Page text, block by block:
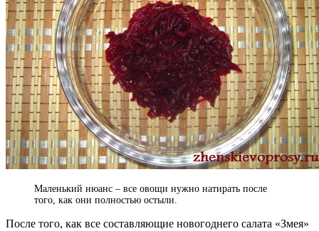
Маленький нюанс – все овощи нужно натирать после
того, как они полностью остыли.
После того, как все составляющие новогоднего салата «Змея»